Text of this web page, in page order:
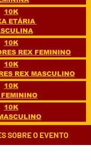
10K
ETÁRIA
10K
REX FEMININO
10K
REX MASCULINO
10K
FEMININO
10K
SOBRE O EVENTO